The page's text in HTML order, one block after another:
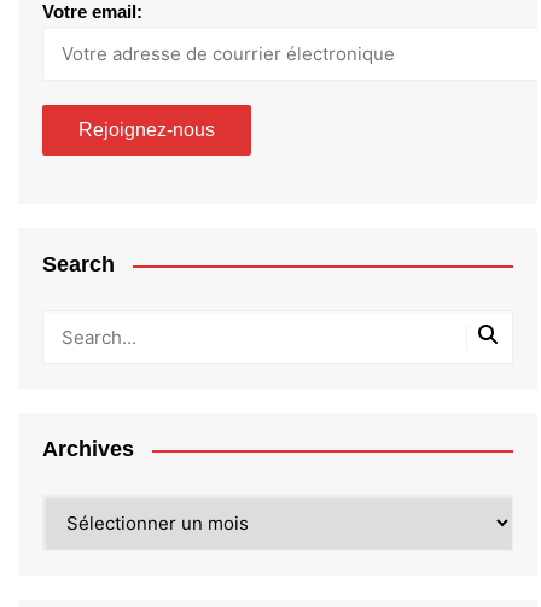
Votre email:
Search
Archives